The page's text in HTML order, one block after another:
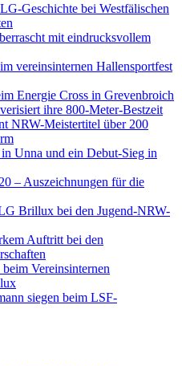
Geschichte bei Westfälischen
mit eindrucksvollem
vereinsinternen Hallensportfest
Energie Cross in Grevenbroich
ihre 800-Meter-Bestzeit
NRW-Meistertitel über 200
Unna und ein Debut-Sieg in
– Auszeichnungen für die
Brillux bei den Jugend-NRW-
Auftritt bei den
Vereinsinternen
siegen beim LSF-